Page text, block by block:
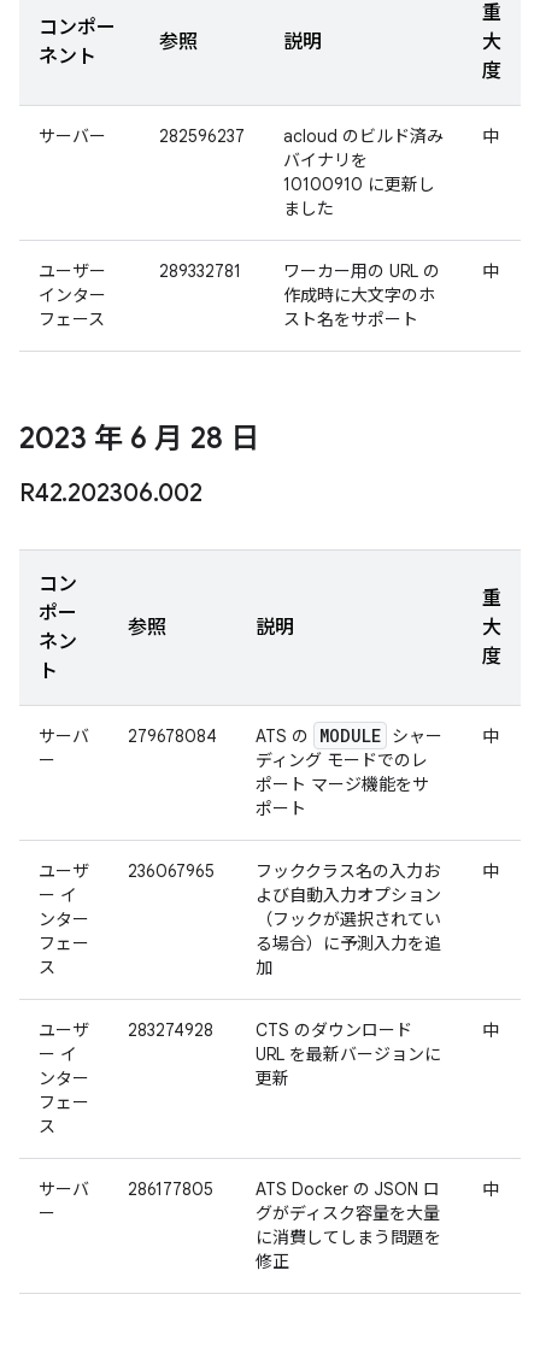
コンポー
ネント
参照 説明
重
大
度
サーバー 282596237
acloud のビルド済み
バイナリを
10100910 に更新し
ました
中
ユーザー
インター
フェース
289332781
ワーカー用の URL の
作成時に大文字のホ
スト名をサポート
中
2023 年 6 月 28 日
R42.202306.002
コン
ポー
ネン
ト
参照 説明
重
大
度
サーバ
ー
279678084 ATS の MODULE シャー
ディング モードでのレ
ポート マージ機能をサ
ポート
中
ユーザ
ー イ
ンター
フェー
ス
236067965
フッククラス名の入力お
よび自動入力オプション
（フックが選択されてい
る場合）に予測入力を追
加
中
ユーザ
ー イ
ンター
フェー
ス
283274928
CTS のダウンロード
URL を最新バージョンに
更新
中
サーバ
ー
286177805
ATS Docker の JSON ロ
グがディスク容量を大量
に消費してしまう問題を
修正
中